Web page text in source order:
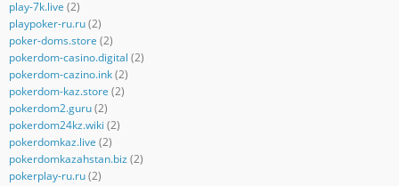
play-7k.live (2)
playpoker-ru.ru(2)
poker-doms.store (2)
pokerdom-casino.digital (2)
pokerdom-cazino.ink(2)
pokerdom-kaz.store (2)
pokerdom2.guru(2)
pokerdom24kz.wiki (2)
pokerdomkaz.live (2)
pokerdomkazahstan.biz (2)
pokerplay-ru.ru(2)